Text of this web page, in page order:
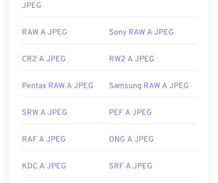
JPEG
RAW A JPEG Sony RAW A JPEG
CR2 A JPEG RW2 A JPEG
Pentax RAW A JPEG Samsung RAW A JPEG
SRW A JPEG PEF A JPEG
RAF A JPEG DNG A JPEG
KDC A JPEG SRF A JPEG